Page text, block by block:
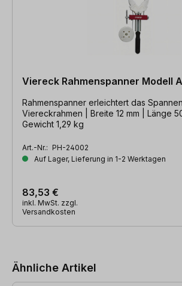
Viereck Rahmenspanner Modell A
Rahmenspanner erleichtert das
Viereckrahmen | Breite 12 mm | Länge 5000 mm |
Gewicht 1,29 kg
Art.-Nr.: PH-24002
Auf Lager, Lieferung in 1-2 Werktagen
83,53 €
inkl. MwSt. zzgl.
Versandkosten
Ähnliche Artikel